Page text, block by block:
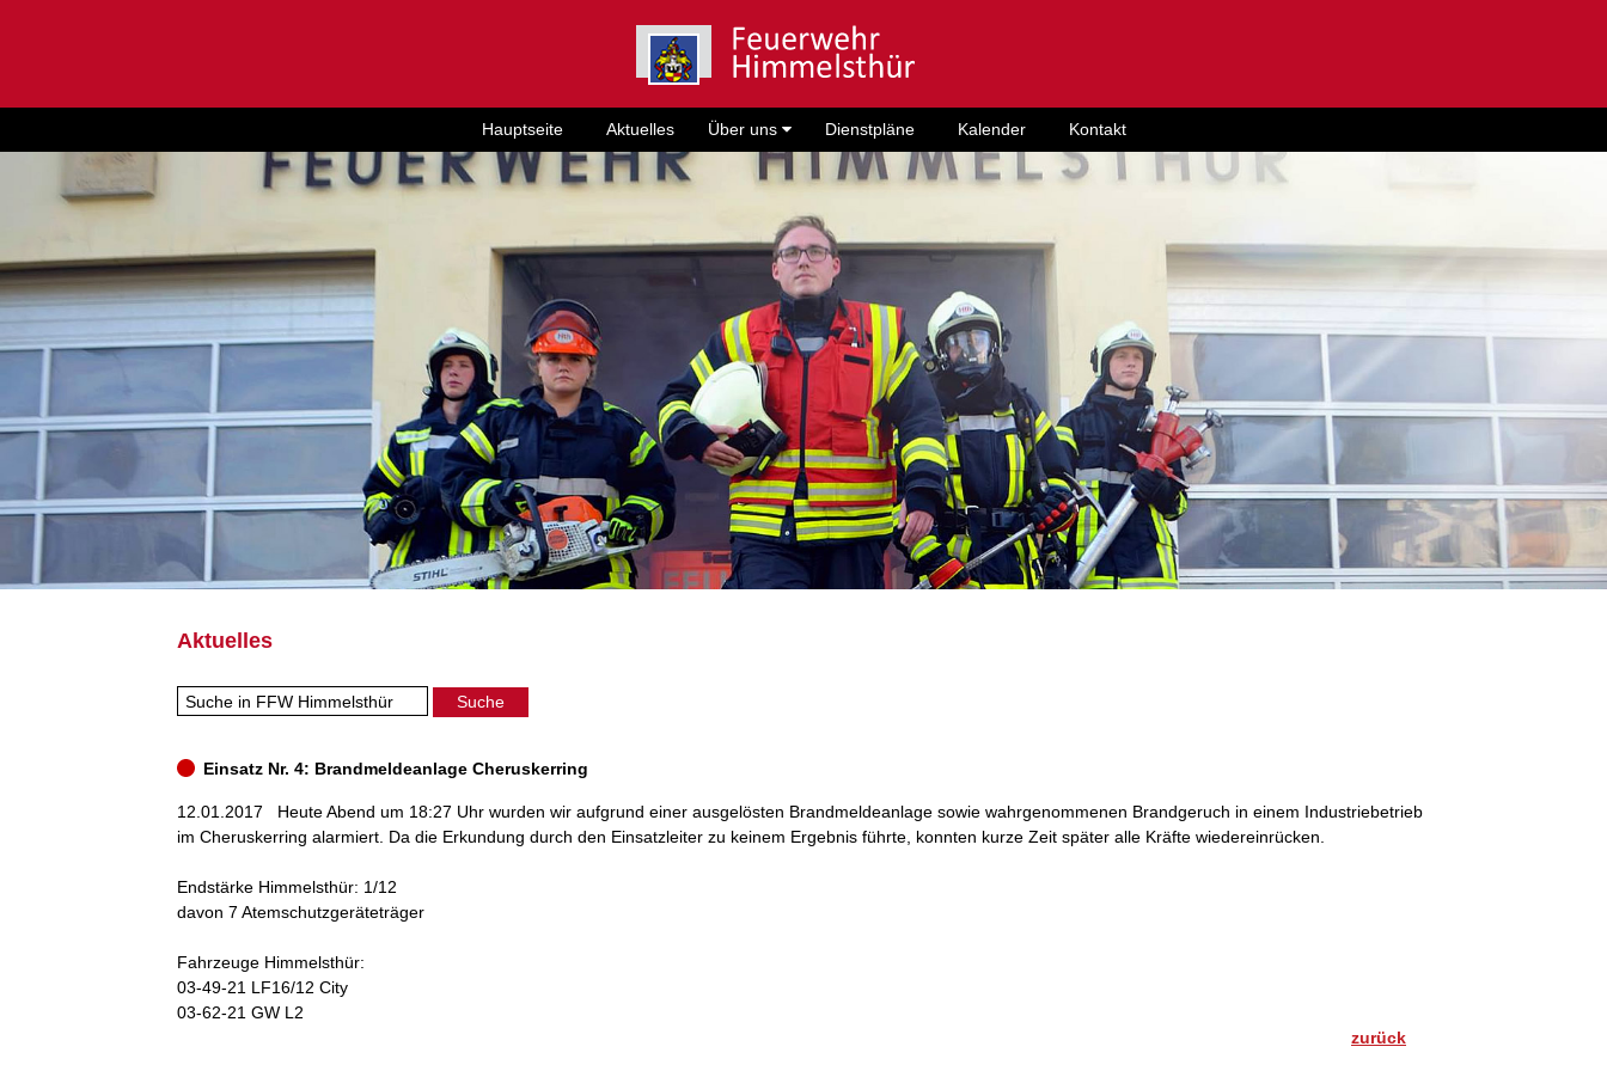
Hauptseite Aktuelles Über uns Dienstpläne Kalender Kontakt
Aktuelles
Einsatz Nr. 4: Brandmeldeanlage Cheruskerring
12.01.2017 Heute Abend um 18:27 Uhr wurden wir aufgrund einer ausgelösten Brandmeldeanlage sowie wahrgenommenen Brandgeruch in einem Industriebetrieb
im Cheruskerring alarmiert. Da die Erkundung durch den Einsatzleiter zu keinem Ergebnis führte, konnten kurze Zeit später alle Kräfte wiedereinrücken.
Endstärke Himmelsthür: 1/12
davon 7 Atemschutzgeräteträger
Fahrzeuge Himmelsthür:
03-49-21 LF16/12 City
03-62-21 GW L2
zurück